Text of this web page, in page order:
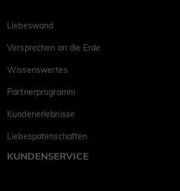
Liebeswand
Versprechen an die Erde
Wissenswertes
Partnerprogramm
Kundenerlebnisse
Liebespatenschaften
KUNDENSERVICE